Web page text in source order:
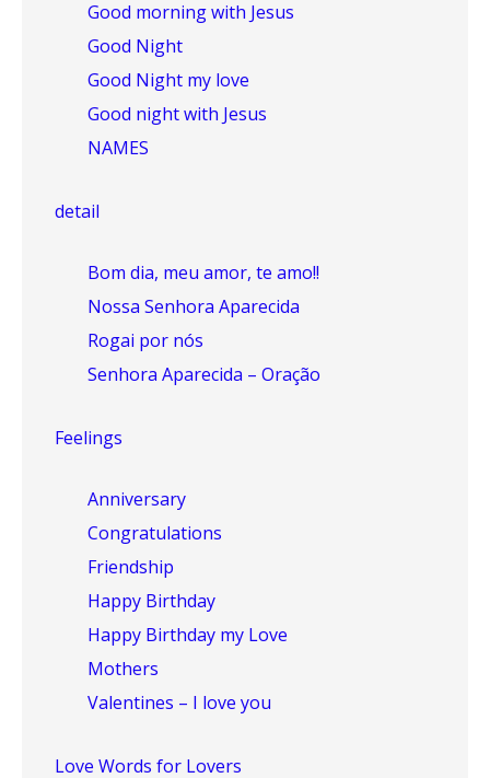
Good morning with Jesus
Good Night
Good Night my love
Good night with Jesus
NAMES
detail
Bom dia, meu amor, te amo!!
Nossa Senhora Aparecida
Rogai por nós
Senhora Aparecida – Oração
Feelings
Anniversary
Congratulations
Friendship
Happy Birthday
Happy Birthday my Love
Mothers
Valentines – I love you
Love Words for Lovers